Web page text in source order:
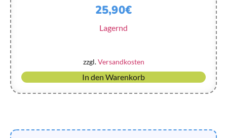
25,90€
Lagernd
zzgl.Versandkosten
In den Warenkorb